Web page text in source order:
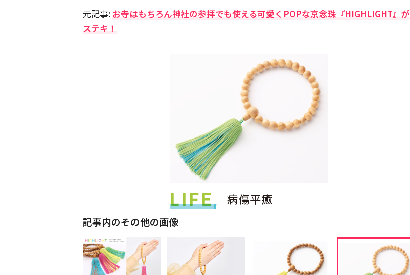
元記事: お寺はもちろん神社の参拝でも使える可愛くPOPな京念珠『HIGHLIGHT』が
ステキ！
記事内のその他の画像